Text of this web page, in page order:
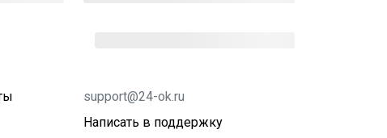
support@24-ok.ru
Написать в поддержку